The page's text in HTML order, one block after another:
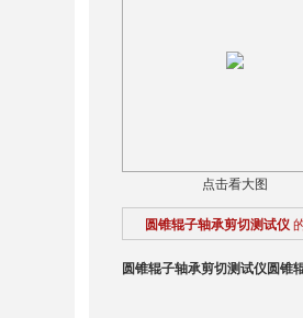
点击看大图
圆锥辊子轴承剪切测试仪
圆锥辊子轴承剪切测试仪圆锥